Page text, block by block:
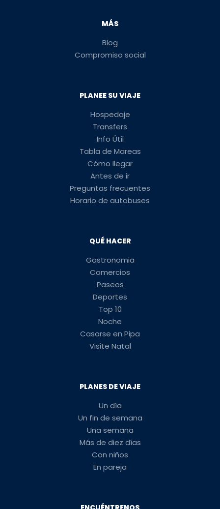
MÁS
Blog
Compromiso social
PLANEE SU VIAJE
Hospedaje
Transfers
Info Útil
Tabla de Mareas
Cómo llegar
Antes de ir
Preguntas frecuentes
Horario de autobuses
QUÉ HACER
Gastronomia
Comercios
Paseos
Deportes
Top 10
Noche
Casarse en Pipa
Visite Natal
PLANES DE VIAJE
Un día
Un fin de semana
Una semana
Más de diez días
Con niños
En pareja